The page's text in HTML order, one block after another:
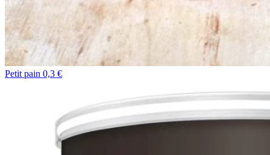
Petit pain 0,3 €